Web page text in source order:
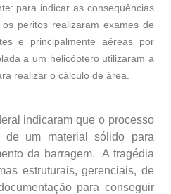
para indicar as consequências
peritos realizaram exames de
e principalmente aéreas por
a um helicóptero utilizaram a
realizar o cálculo de área.
indicaram que o processo
de um material sólido para
da barragem. A tragédia
estruturais, gerenciais, de
para conseguir